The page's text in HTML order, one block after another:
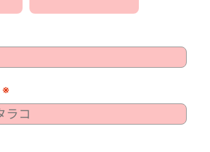
※